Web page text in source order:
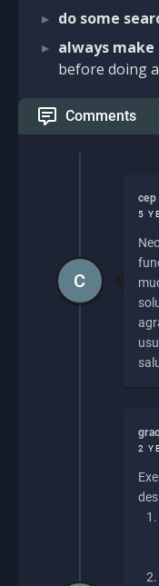
do some
always make
before doing
Comments
cep
5
C
2